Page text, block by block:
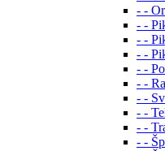
- -
- -
- -
- -
- -
- -
- -
- -
- -
- -